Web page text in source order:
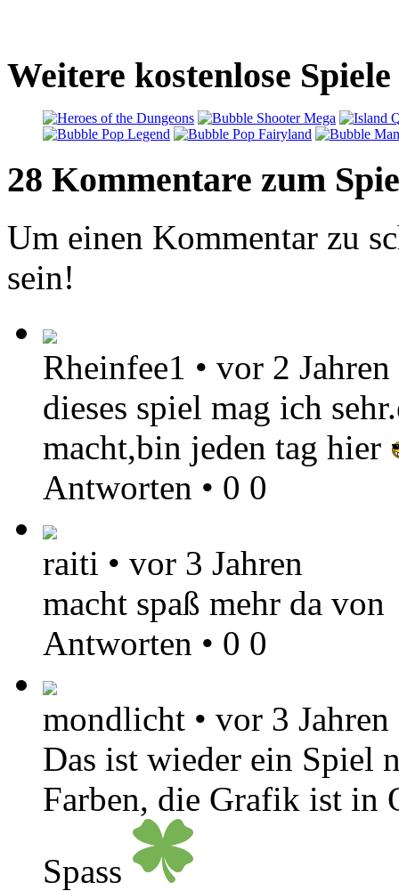
Weitere kostenlose
28 Kommentare zum
Um einen Kommentar zu
sein!
Rheinfee1 • vor 2 Jahren
dieses spiel mag ich
macht,bin jeden tag hier
Antworten • 0 0
raiti • vor 3 Jahren
macht spaß mehr da von
Antworten • 0 0
mondlicht • vor 3 Jahren
Das ist wieder ein Spiel
Farben, die Grafik ist in
Spass